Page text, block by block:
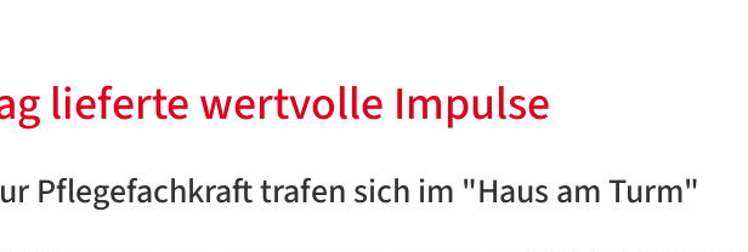
lieferte wertvolle Impulse
Pflegefachkraft trafen sich im "Haus am Turm"